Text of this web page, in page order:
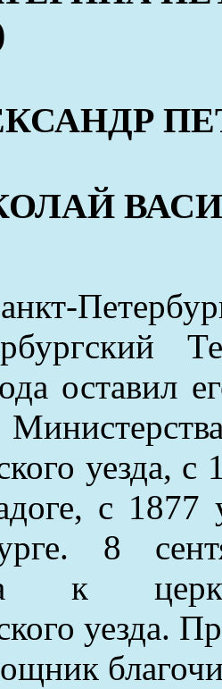
оставил
уезда, с
с 1877
8
к
уезда.